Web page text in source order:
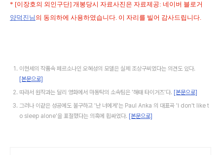
* [이장호의 외인구단] 개봉당시 자료사진은 자료제공: 네이버 블로거
양덕진님 의 동의하에 사용하였습니다. 이 자리를 빌어 감사드립니다.
이현세의 작품속 페르소나인 오혜성의 모델은 실제 조상구씨였다는 의견도 있다.
[본문으로]
따라서 원작과는 달리 영화에서 마동탁의 소속팀은 '해태 타이거즈'다. [본문으로]
그러나 이같은 성공에도 불구하고 '난 너에게'는 Paul Anka 의 대표곡 'I don't like t
o sleep alone'을 표절했다는 의혹에 휩싸였다. [본문으로]